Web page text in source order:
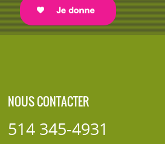
NOUS CONTACTER
514 345-4931